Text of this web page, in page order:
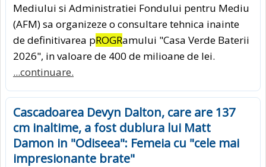
Mediului si Administratiei Fondului pentru Mediu
(AFM) sa organizeze o consultare tehnica inainte
de definitivarea pROGRamului "Casa Verde Baterii
2026", in valoare de 400 de milioane de lei.
...continuare.
Cascadoarea Devyn Dalton, care are 137
cm inaltime, a fost dublura lui Matt
Damon in "Odiseea": Femeia cu "cele mai
impresionante brate"